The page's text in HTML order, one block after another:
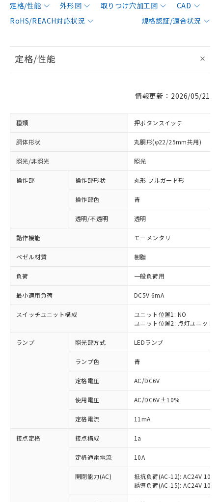
定格/性能 外形図 取りつけ穴加工図
CAD
RoHS/REACH対応状況
規格認証/適合状況
定格/性能
情報更新：2026/05/21
種類 押ボタンスイッチ
胴体形状 丸胴形(φ22/25mm共用)
照光/非照光 照光
操作部 操作部形状 丸形 フルガード形
操作部色 青
透明/不透明 透明
動作機能 モーメンタリ
ベゼル材質 樹脂
負荷 一般負荷用
最小適用負荷 DC5V 6mA
スイッチユニット構成
ユニット位置1: NO
ユニット位置2: 点灯ユニット
ランプ 照光部方式 LEDランプ
ランプ色 青
定格電圧 AC/DC6V
使用電圧 AC/DC6V±10%
定格電流 11mA
接点定格 接点構成 1a
定格通電電流 10A
開閉能力(AC)
抵抗負荷(AC-12): AC24V 10A/
誘導負荷(AC-15): AC24V
以下の条件をお読みいただき、同意のうえ
本サービスは、当社制御機器事業取扱
商品の当社在庫状況および標準価格
(税抜)を提供させていただくもので
当社制御機器事業取扱商品の中には、
本サービスの対象外となる商品もある
非含有に対応した製品が提供可能な商品で
対応予定：EU RoHS指令（10物質）の非含
有に対応した製品に切り替える予定のある
対応予定なし：EU RoHS指令（10物質）の
非含有に非対応の商品で、対応品を出す予
調査・確認中：EU RoHS指令（10物質）の
非含有の対応状況を調査中または確認中の
非該当品：ライセンス料など無形物で、有
害物質有無と関係のない商品です。
仕入先様の事情により、非含有部品として
「○」：最大均質材料含有率が中国RoHSの
基準値以下であることを示します。
「×」：最大均質材料含有率が中国RoHSの